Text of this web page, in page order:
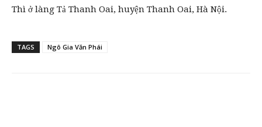
Thì ở làng Tả Thanh Oai, huyện Thanh Oai, Hà Nội.
TAGS Ngô Gia Văn Phái